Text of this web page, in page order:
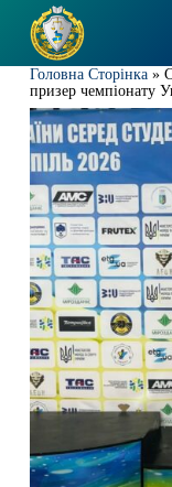
П
й
и
д
о
в
м
у
Головна Сторінка»
призер чемпіонату